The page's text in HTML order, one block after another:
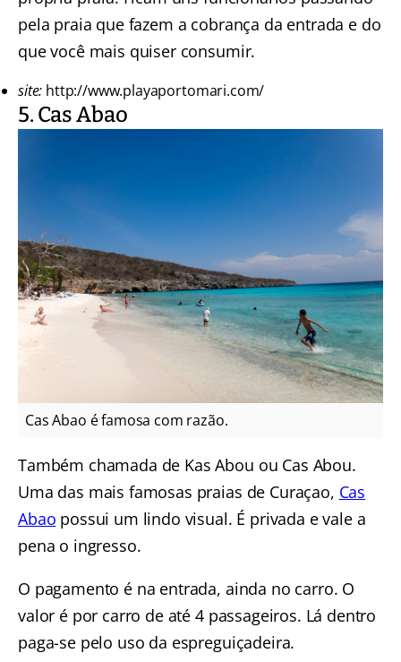
pela praia que fazem a cobrança da entrada e do
que você mais quiser consumir.
site: http://www.playaportomari.com/
5. Cas Abao
Cas Abao é famosa com razão.
Também chamada de Kas Abou ou Cas Abou.
Uma das mais famosas praias de Curaçao, Cas
Abao possui um lindo visual. É privada e vale a
pena o ingresso.
O pagamento é na entrada, ainda no carro. O
valor é por carro de até 4 passageiros. Lá dentro
paga-se pelo uso da espreguiçadeira.